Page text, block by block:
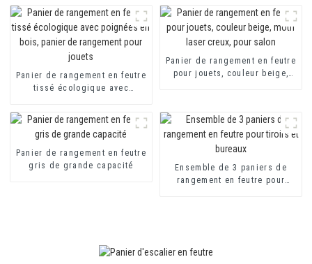
vêtements, magazines, jouets,
étagère
Panier de rangement en feutre
tissé écologique avec
rangement pour jouets
Panier de rangement en feutre
pour jouets, couleur beige,
Panier de rangement en feutre
gris de grande capacité
Ensemble de 3 paniers de
rangement en feutre pour